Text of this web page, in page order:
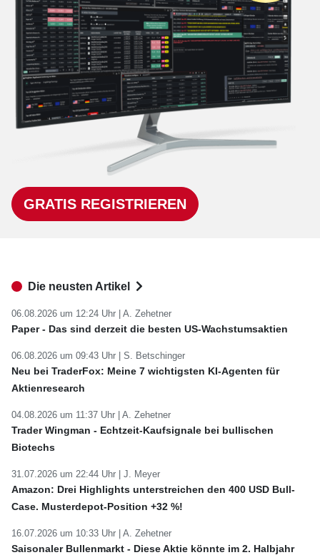
GRATIS REGISTRIEREN
Die neusten Artikel
06.08.2026 um 12:24 Uhr | A. Zehetner
Paper - Das sind derzeit die besten US-Wachstumsaktien
06.08.2026 um 09:43 Uhr | S. Betschinger
Neu bei TraderFox: Meine 7 wichtigsten KI-Agenten für
Aktienresearch
04.08.2026 um 11:37 Uhr | A. Zehetner
Trader Wingman - Echtzeit-Kaufsignale bei bullischen
Biotechs
31.07.2026 um 22:44 Uhr | J. Meyer
Amazon: Drei Highlights unterstreichen den 400 USD Bull-
Case. Musterdepot-Position +32 %!
16.07.2026 um 10:33 Uhr | A. Zehetner
Saisonaler Bullenmarkt - Diese Aktie könnte im 2. Halbjahr